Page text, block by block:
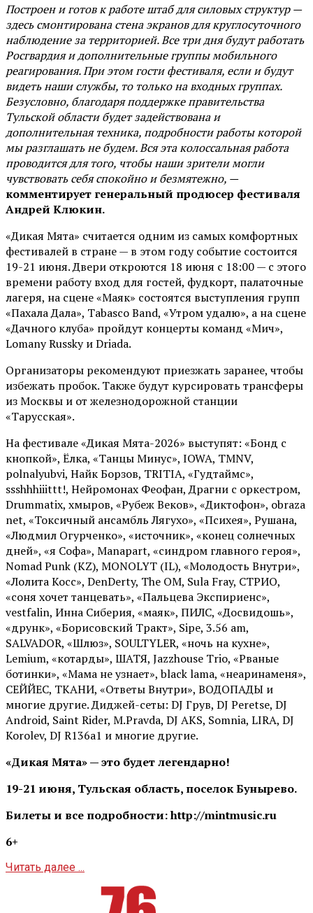
Построен и готов к работе штаб для силовых структур —
здесь смонтирована стена экранов для круглосуточного
наблюдение за территорией. Все три дня будут работать
Росгвардия и дополнительные группы мобильного
реагирования. При этом гости фестиваля, если и будут
видеть наши службы, то только на входных группах.
Безусловно, благодаря поддержке правительства
Тульской области будет задействована и
дополнительная техника, подробности работы которой
мы разглашать не будем. Вся эта колоссальная работа
проводится для того, чтобы наши зрители могли
чувствовать себя спокойно и безмятежно, —
комментирует генеральный продюсер фестиваля
Андрей Клюкин.
«Дикая Мята» считается одним из самых комфортных
фестивалей в стране — в этом году событие состоится
19-21 июня. Двери откроются 18 июня с 18:00 — с этого
времени работу вход для гостей, фудкорт, палаточные
лагеря, на сцене «Маяк» состоятся выступления групп
«Пахала Дала», Tabasco Band, «Утром удалю», а на сцене
«Дачного клуба» пройдут концерты команд «Мич»,
Lomany Russky и Driada.
Организаторы рекомендуют приезжать заранее, чтобы
избежать пробок. Также будут курсировать трансферы
из Москвы и от железнодорожной станции
«Тарусская».
На фестивале «Дикая Мята-2026» выступят: «Бонд с
кнопкой», Ёлка, «Танцы Минус», IOWA, TMNV,
polnalyubvi, Найк Борзов, TRITIA, «Гудтаймс»,
ssshhhiiittt!, Нейромонах Феофан, Драгни с оркестром,
Drummatix, хмыров, «Рубеж Веков», «Диктофон», obraza
net, «Токсичный ансамбль Лягухо», «Психея», Рушана,
«Людмил Огурченко», «источник», «конец солнечных
дней», «я Софа», Manapart, «синдром главного героя»,
Nomad Punk (KZ), MONOLYT (IL), «Молодость Внутри»,
«Лолита Косс», DenDerty, The OM, Sula Fray, СТРИО,
«соня хочет танцевать», «Пальцева Экспириенс»,
vestfalin, Инна Сиберия, «маяк», ПИЛС, «Досвидошь»,
«друнк», «Борисовский Тракт», Sipe, 3.56 am,
SALVADOR, «Шлюз», SOULTYLER, «ночь на кухне»,
Lemium, «котарды», ШАТЯ, Jazzhouse Trio, «Рваные
ботинки», «Мама не узнает», black lama, «неаринаменя»,
СЕЙЙЕС, ТКАНИ, «Ответы Внутри», ВОДОПАДЫ и
многие другие. Диджей-сеты: DJ Грув, DJ Peretse, DJ
Android, Saint Rider, М.Pravda, DJ AKS, Somnia, LIRA, DJ
Korolev, DJ R136a1 и многие другие.
«Дикая Мята» — это будет легендарно!
19-21 июня, Тульская область, поселок Бунырево.
Билеты и все подробности: http://mintmusic.ru
6+
Читать далее ...